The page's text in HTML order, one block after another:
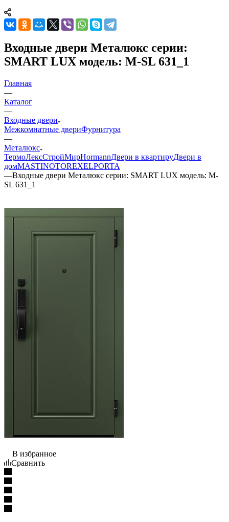
Входные двери Металюкс серии:
SMART LUX модель: М-SL 631_1
Главная
—
Каталог
—
Входные двери
Межкомнатные двериФурнитура
—
Металюкс
ТермоЛексСтройМирHormannДвери в квартируДвери в
домMASTINOTOREXELPORTA
—Входные двери Металюкс серии: SMART LUX модель: М-
SL 631_1
В избранное
Сравнить